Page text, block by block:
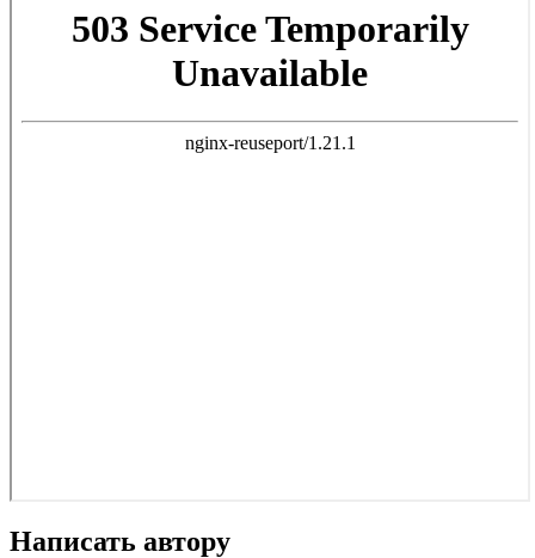
Написать автору